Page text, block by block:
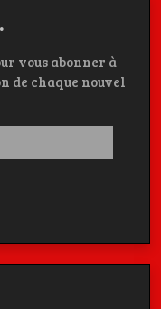
vous abonner à
de chaque nouvel